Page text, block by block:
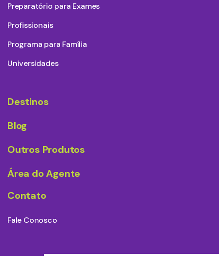
Preparatório para Exames
Profissionais
Programa para Família
Universidades
Destinos
Blog
Outros Produtos
Área do Agente
Contato
Fale Conosco